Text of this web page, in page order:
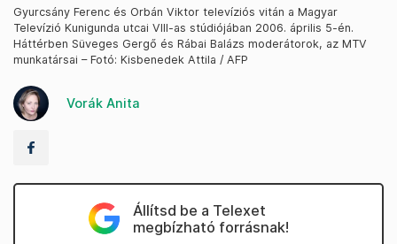
Gyurcsány Ferenc és Orbán Viktor televíziós vitán a Magyar
Televízió Kunigunda utcai VIII-as stúdiójában 2006. április 5-én.
Háttérben Süveges Gergő és Rábai Balázs moderátorok, az MTV
munkatársai – Fotó: Kisbenedek Attila / AFP
Vorák Anita
Állítsd be a Telexet
megbízható forrásnak!